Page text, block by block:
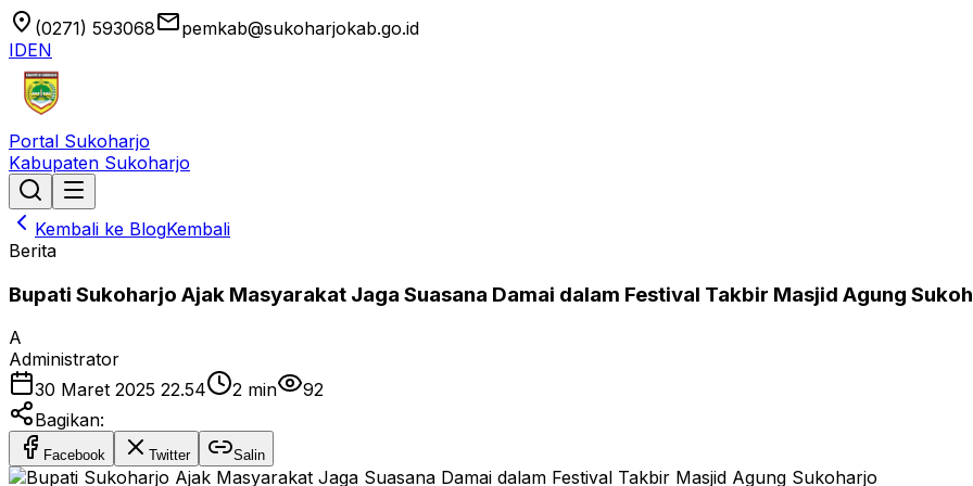
location_on (0271) 593068emailpemkab@sukoharjokab.go.id
IDEN
Portal Sukoharjo
Kabupaten Sukoharjo
Kembali ke BlogKembali
Berita
Bupati Sukoharjo Ajak Masyarakat Jaga Suasana Damai dalam Festival Takbir Masjid Agung
A
Administrator
30 Maret 2025 22.54
2 min
92
Bagikan:
Facebook Twitter Salin